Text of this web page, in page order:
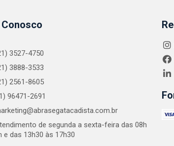
Conosco
3527-4750
3888-3533
2561-8605
96471-2691
de segunda a sexta-feira das 08h
e das 13h30 às 17h30